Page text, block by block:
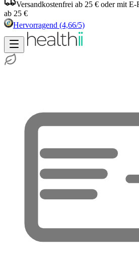
Versandkostenfrei ab 25 € oder mit E-
ab 25 €
Hervorragend (4,66/5)